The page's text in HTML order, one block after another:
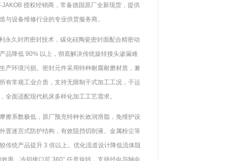
JAKOB 授权经销商，常备德国原厂全新现货，提供
与设备维修行业的专业供货服务商。
永久封闭密封技术，碳化硅陶瓷密封面配合精密动
品降低 90% 以上，彻底解决传统旋转接头渗漏难
产环境污损。密封元件采用特种耐腐耐磨材质，兼
有常规工业介质，支持无限制干式加工工况，干运
全面适配现代机床多样化加工工艺需求。
擦系数极低，原厂预充特种长效润滑脂，免维护设
置迷宫式防护结构，有效阻挡切削液、金属粉尘等
传统产品提升 3 倍以上。优化流道设计降低流体阻
率，冷却接口可 360° 任意旋转，支持径向与轴向